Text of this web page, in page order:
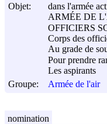
Objet:
dans l'armée
ARMÉE DE
OFFICIERS
Corps des
Au grade de
Pour prendre
Les aspirants
Groupe:
Armée de l'air
nomination